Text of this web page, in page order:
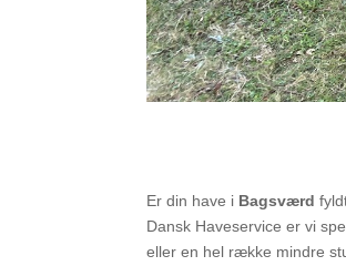
Er din have i Bagsværd
Dansk Haveservice er vi
eller en hel række mindre